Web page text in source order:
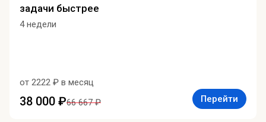
задачи быстрее
4 недели
от 2222 ₽ в месяц
38 000 ₽66 667 ₽ Перейти